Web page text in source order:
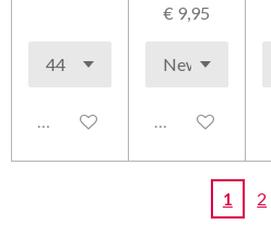
Uitgeschakeld
€ 9,95
Uitgeschakeld
1 2